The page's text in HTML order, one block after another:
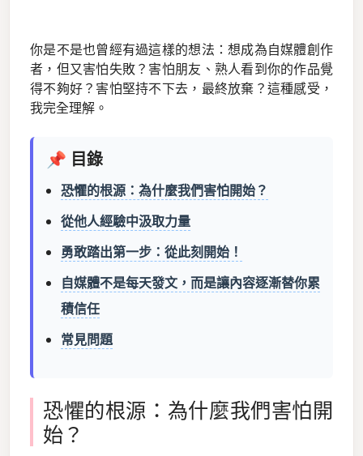
你是不是也曾經有過這樣的想法：想成為自媒體創作
者，但又害怕失敗？害怕朋友、熟人看到你的作品覺
得不夠好？害怕堅持不下去，最終放棄？這種感受，
我完全理解。
📌 目錄
恐懼的根源：為什麼我們害怕開始？
從他人經驗中汲取力量
勇敢踏出第一步：從此刻開始！
自媒體不是每天發文，而是讓內容逐漸替你累
積信任
常見問題
恐懼的根源：為什麼我們害怕開
始？